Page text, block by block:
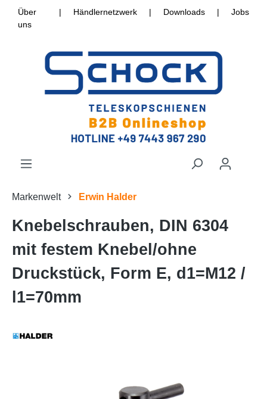
Über
uns
| Händlernetzwerk | Downloads | Jobs
Markenwelt Erwin Halder
Knebelschrauben, DIN 6304
mit festem Knebel/ohne
Druckstück, Form E, d1=M12 /
l1=70mm